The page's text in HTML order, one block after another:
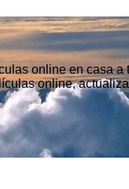
online en casa
online,